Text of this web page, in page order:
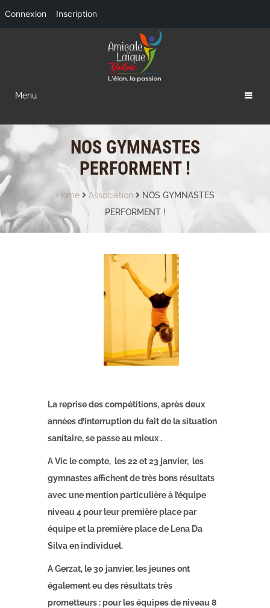
Menu
NOS GYMNASTES
PERFORMENT !
Home Association
NOS GYMNASTES
PERFORMENT !
La reprise des compétitions, après deux
années d’interruption du fait de la situation
sanitaire, se passe au mieux .
A Vic le compte, les 22 et 23 janvier, les
gymnastes affichent de très bons résultats
avec une mention particulière à l’équipe
niveau 4 pour leur première place par
équipe et la première place de Lena Da
Silva en individuel.
A Gerzat, le 30 janvier, les jeunes ont
également eu des résultats très
prometteurs : pour les équipes de niveau 8
Connexion Inscription